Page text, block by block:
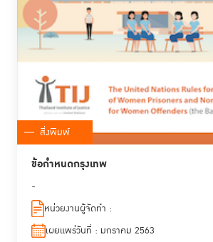
สิ่งพิมพ์
ข้อกำหนดกรุงเทพ
-
หน่วยงานผู้จัดทำ :
เผยแพร่วันที่ : มกราคม 2563